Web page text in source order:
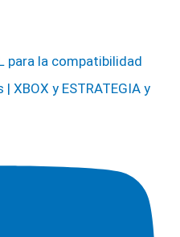
para la compatibilidad
XBOX y ESTRATEGIA y